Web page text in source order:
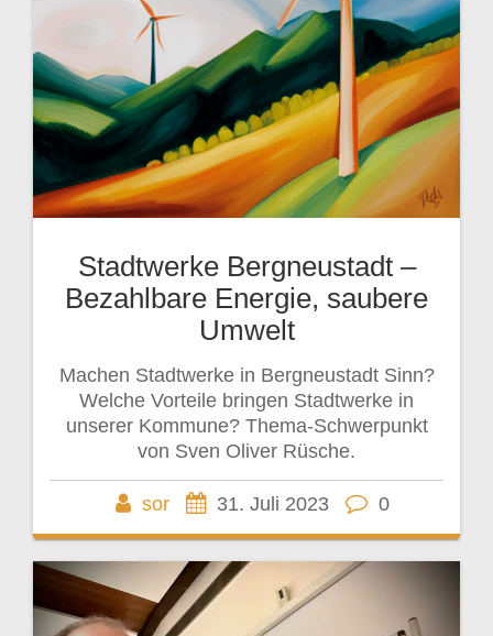
Stadtwerke Bergneustadt –
Bezahlbare Energie, saubere
Umwelt
Machen Stadtwerke in Bergneustadt Sinn?
Welche Vorteile bringen Stadtwerke in
unserer Kommune? Thema-Schwerpunkt
von Sven Oliver Rüsche.
sor 31. Juli 2023 0